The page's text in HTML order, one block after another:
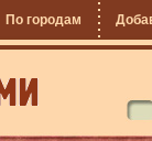
По городам